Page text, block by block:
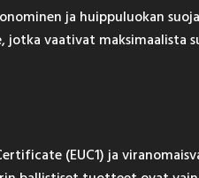
ja huip­pu­luo­kan
jot­ka vaa­ti­vat mak­si­maa­lis­ta
(EUC1) ja